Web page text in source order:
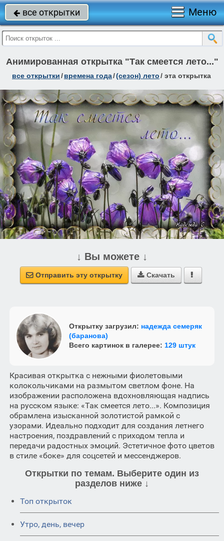
 все открытки Меню
Анимированная открытка "Так смеется лето..."
все открытки/времена года/(сезон) лето/ эта открытка
↓ Вы можете ↓
 Отправить эту открытку  Скачать 
Открытку загрузил: надежда семеряк
(баранова)
Всего картинок в галерее: 129 штук
Красивая открытка с нежными фиолетовыми
колокольчиками на размытом светлом фоне. На
изображении расположена вдохновляющая надпись
на русском языке: «Так смеется лето...». Композиция
обрамлена изысканной золотистой рамкой с
узорами. Идеально подходит для создания летнего
настроения, поздравлений с приходом тепла и
передачи радостных эмоций. Эстетичное фото цветов
в стиле «боке» для соцсетей и мессенджеров.
Открытки по темам. Выберите один из
разделов ниже ↓
Топ открыток
Утро, день, вечер